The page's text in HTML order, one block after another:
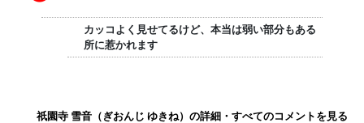
カッコよく見せてるけど、本当は弱い部分もある
所に惹かれます
祇園寺 雪音（ぎおんじ ゆきね）の詳細・すべてのコメントを見る